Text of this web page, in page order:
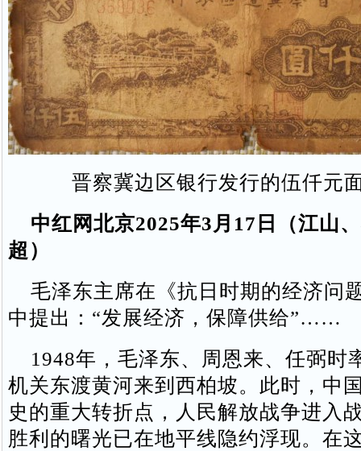
晋察冀边区银行发行的伍仟元
中红网北京2025年3月17日（江山
超）
毛泽东主席在《抗日时期的经济问
中提出：“发展经济，保障供给”……
1948年，毛泽东、周恩来、任弼时
机关东渡黄河来到西柏坡。此时，中
史的重大转折点，人民解放战争进入
胜利的曙光已在地平线隐约浮现。在